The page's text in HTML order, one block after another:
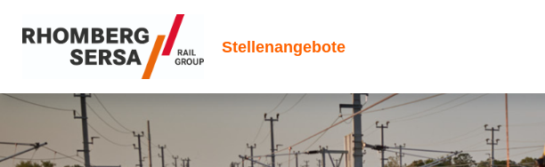
Stellenangebote